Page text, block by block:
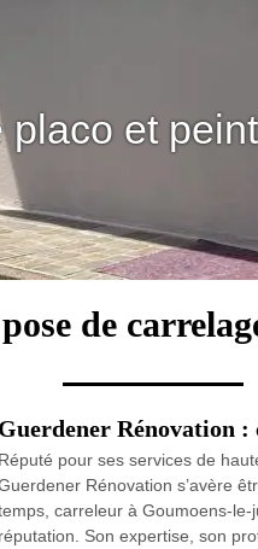
placo et
de
Guerdener Rénovation :
Réputé pour ses services de
Rénovation s’avère
carreleur à Goumoens-
réputation. Son expertise, son